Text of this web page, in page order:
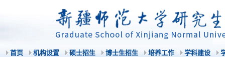
首页 机构设置 硕士招生 博士生招生 培养工作 学科建设